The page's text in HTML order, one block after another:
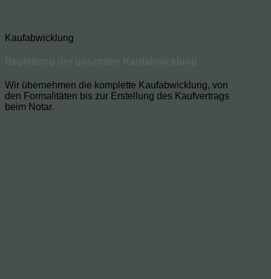
Kaufabwicklung
Wir übernehmen die komplette Kaufabwicklung, von
den Formalitäten bis zur Erstellung des Kaufvertrags
beim Notar.